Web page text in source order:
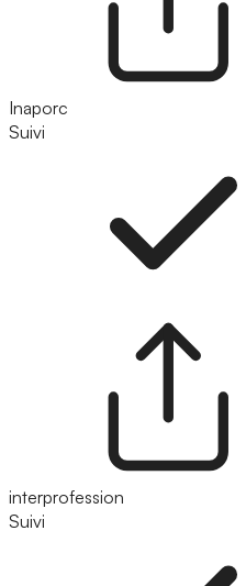
Inaporc
Suivi
interprofession
Suivi